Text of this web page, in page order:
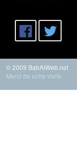
© 2009 BabAlWeb.net
Merci de votre visite